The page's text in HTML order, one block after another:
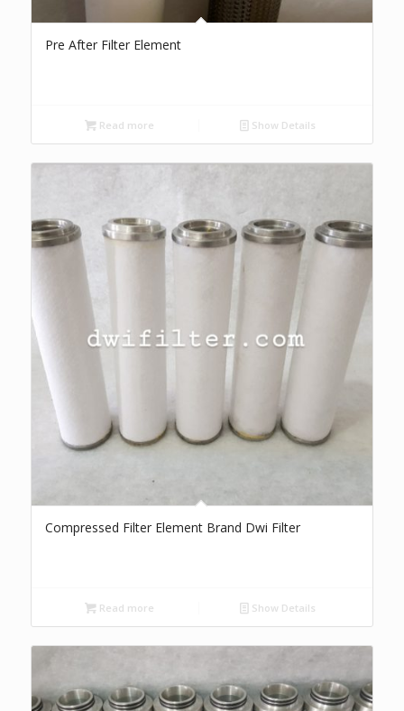
Pre After Filter Element
Read more Show Details
Compressed Filter Element Brand Dwi Filter
Read more Show Details